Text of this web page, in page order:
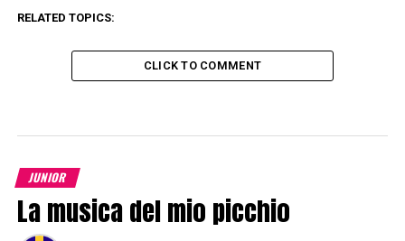
RELATED TOPICS:
CLICK TO COMMENT
JUNIOR
La musica del mio picchio